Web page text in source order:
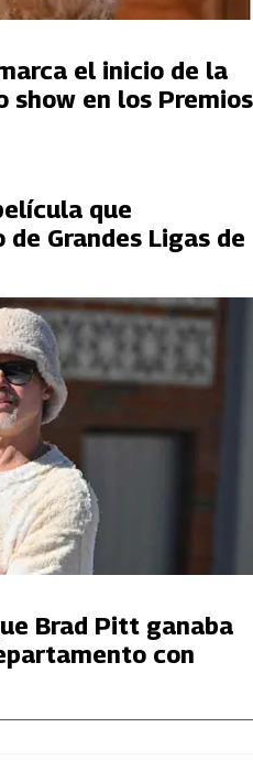
el inicio de la
show en los Premios
que
Grandes Ligas de
Brad Pitt ganaba
con